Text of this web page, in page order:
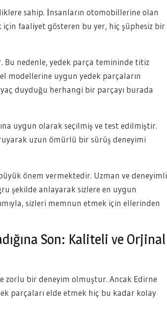
sahip. İnsanların otomobillerine olan
faaliyet gösteren bu yer, hiç şüphesiz bir
Bu nedenle, yedek parça temininde titiz
modellerine uygun yedek parçaların
duyduğu herhangi bir parçayı burada
uygun olarak seçilmiş ve test edilmiştir.
uzun ömürlü bir sürüş deneyimi
önem vermektedir. Uzman ve deneyimli
şekilde anlayarak sizlere en uygun
sizleri memnun etmek için ellerinden
Son: Kaliteli ve Orjinal
zorlu bir deneyim olmuştur. Ancak Edirne
parçaları elde etmek hiç bu kadar kolay